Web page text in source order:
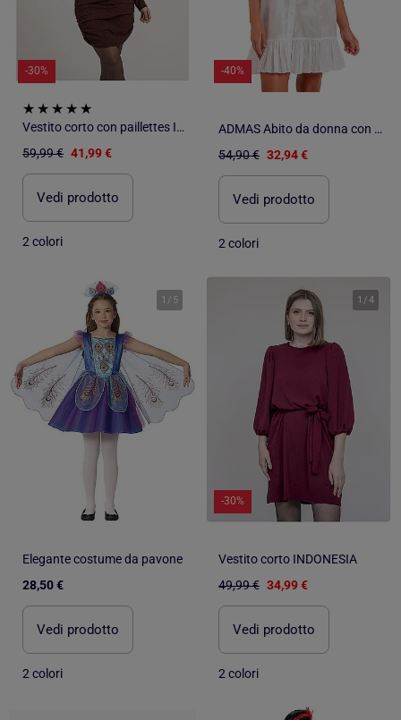
-30%
Vestito corto con paillettes IVOLIE
59,99 € 41,99 €
Vedi prodotto
2 colori
-40%
ADMAS Abito da donna con maniche alla francese e fiori testurizzati
54,90 € 32,94 €
Vedi prodotto
2 colori
1 / 5
Elegante costume da pavone
28,50 €
Vedi prodotto
2 colori
1 /4
-30%
Vestito corto INDONESIA
49,99 € 34,99 €
Vedi prodotto
2 colori